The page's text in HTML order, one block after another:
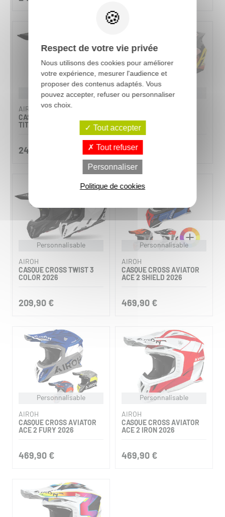
Personnalisable
AIROH
CASQUE CROSS TWIST 3
TITAN MAT 2026
249,90 €
Personnalisable
ADVENTURE MAT 2026
249,90 €
Personnalisable
AIROH
CASQUE CROSS TWIST 3
COLOR 2026
209,90 €
Personnalisable
AIROH
CASQUE CROSS AVIATOR
ACE 2 SHIELD 2026
469,90 €
Personnalisable
AIROH
CASQUE CROSS AVIATOR
ACE 2 FURY 2026
469,90 €
Personnalisable
AIROH
CASQUE CROSS AVIATOR
ACE 2 IRON 2026
469,90 €
Respect de votre vie privée
Nous utilisons des cookies pour améliorer
votre expérience, mesurer l'audience et
proposer des contenus adaptés. Vous
pouvez accepter, refuser ou personnaliser
vos choix.
Tout accepter
Tout refuser
Personnaliser
Politique de cookies